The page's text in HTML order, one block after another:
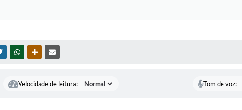
TWITTERWHATSAPPOUTRAS MÍDIAS
Velocidade de leitura: Tom de voz: